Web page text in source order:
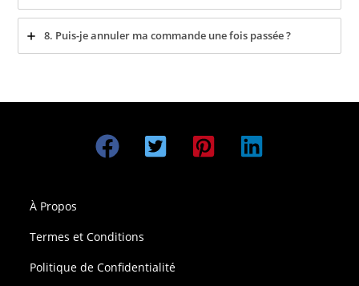
8. Puis-je annuler ma commande une fois passée ?
À Propos
Termes et Conditions
Politique de Confidentialité